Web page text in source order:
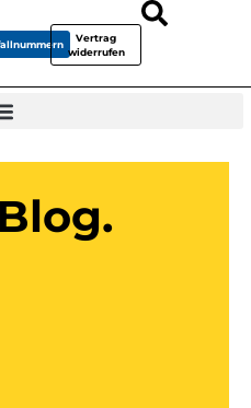
Vertrag
widerrufen